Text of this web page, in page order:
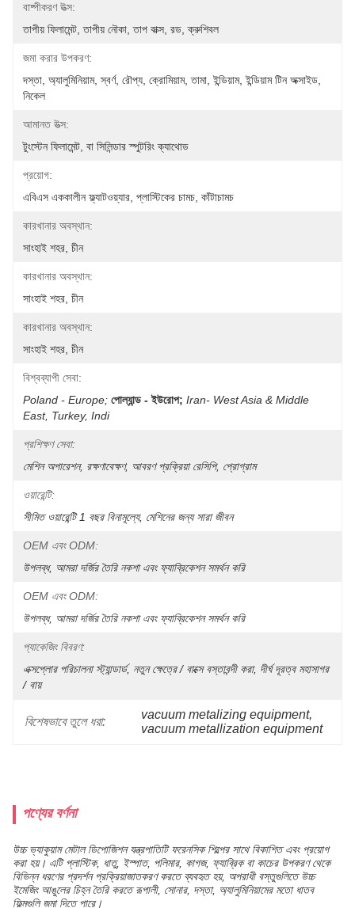
বাষ্পীকরণ উত্স:
তাপীয় ফিলামেন্ট, তাপীয় নৌকা, তাপ বাক্স, রড, ক্রুশিবল
জমা করার উপকরণ:
দস্তা, অ্যালুমিনিয়াম, স্বর্ণ, রৌপ্য, ক্রোমিয়াম, তামা, ইন্ডিয়াম, ইন্ডিয়াম টিন অক্সাইড,
নিকেল
আমানত উত্স:
টুংস্টেন ফিলামেন্ট, বা সিলিন্ডার স্পুটরিং ক্যাথোড
প্রয়োগ:
এবিএস এককালীন ফ্ল্যাটওয়্যার, প্লাস্টিকের চামচ, কাঁটাচামচ
কারখানার অবস্থান:
সাংহাই শহর, চীন
কারখানার অবস্থান:
সাংহাই শহর, চীন
কারখানার অবস্থান:
সাংহাই শহর, চীন
বিশ্বব্যাপী সেবা:
Poland - Europe; পোল্যান্ড - ইউরোপ; Iran- West Asia & Middle
East, Turkey, Indi
প্রশিক্ষণ সেবা:
মেশিন অপারেশন, রক্ষণাবেক্ষণ, আবরণ প্রক্রিয়া রেসিপি, প্রোগ্রাম
ওয়ারেন্টি:
সীমিত ওয়ারেন্টি 1 বছর বিনামূল্যে, মেশিনের জন্য সারা জীবন
OEM এবং ODM:
উপলব্ধ, আমরা দর্জির তৈরি নকশা এবং ফ্যাব্রিকেশন সমর্থন করি
OEM এবং ODM:
উপলব্ধ, আমরা দর্জির তৈরি নকশা এবং ফ্যাব্রিকেশন সমর্থন করি
প্যাকেজিং বিবরণ:
এক্সপ্লোর পরিচালনা স্ট্যান্ডার্ড, নতুন ক্ষেত্রে / বাক্সে বস্তাবন্দী করা, দীর্ঘ দূরত্ব মহাসাগর
/ বায়
বিশেষভাবে তুলে ধরা:
vacuum metalizing equipment,
vacuum metallization equipment
পণ্যের বর্ণনা
উচ্চ ভ্যাকুয়াম মেটাল ডিপোজিশন যন্ত্রপাতিটি ফরেনসিক শিল্পের সাথে বিকাশিত এবং প্রয়োগ
করা হয়। এটি প্লাস্টিক, ধাতু, ইস্পাত, পলিমার, কাগজ, ফ্যাব্রিক বা কাচের উপকরণ থেকে
বিভিন্ন ধরণের প্রদর্শন প্রক্রিয়াজাতকরণ করতে ব্যবহৃত হয়, অপরাধী বস্তুগুলিতে উচ্চ
ইমেজিং আঙুলের চিহ্ন তৈরি করতে রূপালী, সোনার, দস্তা, অ্যালুমিনিয়ামের মতো ধাতব
ফিল্মগুলি জমা দিতে পারে।